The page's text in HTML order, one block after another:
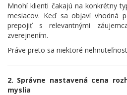
Mnohí klienti čakajú na konkrétny
mesiacov. Keď sa objaví vhodná
prepojiť s relevantnými
zverejnením.
Práve preto sa niektoré
2. Správne nastavená cena
myslia